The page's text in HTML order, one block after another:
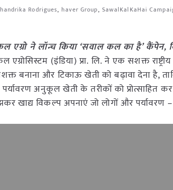
Rodrigues,haver Group, SawalKalKaHai
एग्रो ने लॉन्च किया ‘सवाल कल का है’
एग्रोसिस्टम (इंडिया) प्रा. लि. ने एक सशक्त
बनाना और टिकाऊ खेती को बढ़ावा देना है,
अनुकूल खेती के तरीकों को प्रोत्साहित
खाद्य विकल्प अपनाएं जो लोगों और पर्यावरण